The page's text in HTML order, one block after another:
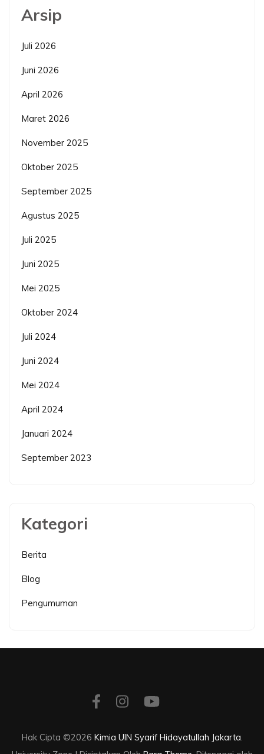
Arsip
Juli 2026
Juni 2026
April 2026
Maret 2026
November 2025
Oktober 2025
September 2025
Agustus 2025
Juli 2025
Juni 2025
Mei 2025
Oktober 2024
Juli 2024
Juni 2024
Mei 2024
April 2024
Januari 2024
September 2023
Kategori
Berita
Blog
Pengumuman
Hak Cipta ©2026 Kimia UIN Syarif Hidayatullah Jakarta.